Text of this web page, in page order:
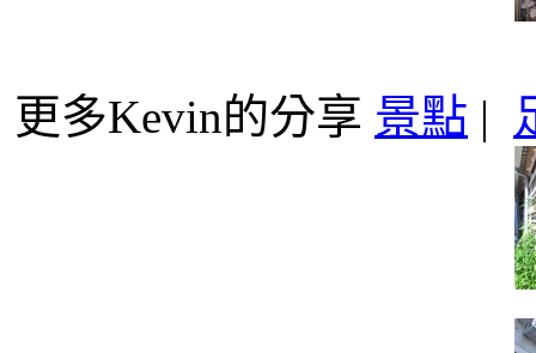
更多Kevin的分享 景點 |